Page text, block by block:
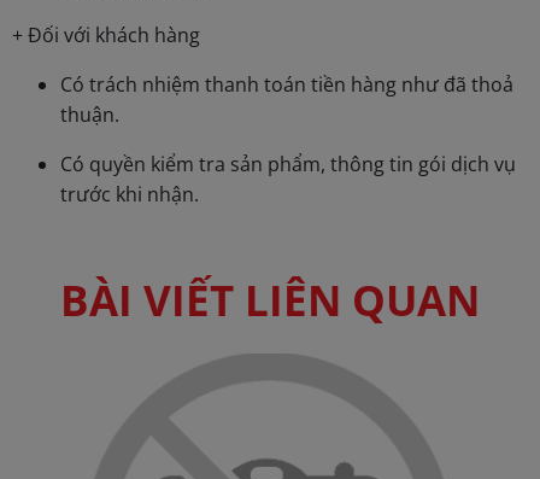
+ Đối với khách hàng
Có trách nhiệm thanh toán tiền hàng như đã thoả
thuận.
Có quyền kiểm tra sản phẩm, thông tin gói dịch vụ
trước khi nhận.
BÀI VIẾT LIÊN QUAN